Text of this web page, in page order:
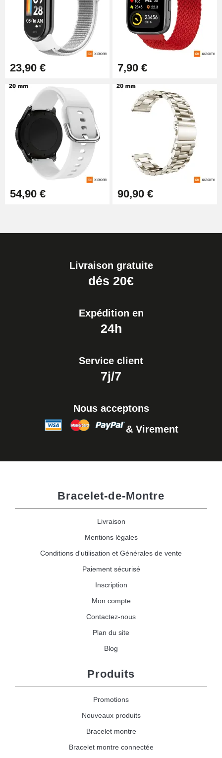
23,90 € 7,90 €
54,90 € 90,90 €
Livraison gratuite
dés 20€
Expédition en
24h
Service client
7j/7
Nous acceptons
& Virement
Bracelet-de-Montre
Livraison
Mentions légales
Conditions d'utilisation et Générales de vente
Paiement sécurisé
Inscription
Mon compte
Contactez-nous
Plan du site
Blog
Produits
Promotions
Nouveaux produits
Bracelet montre
Bracelet montre connectée